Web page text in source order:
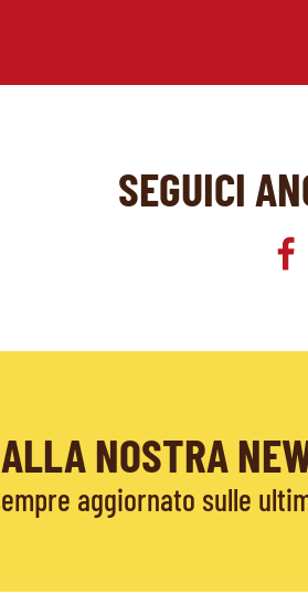
SEGUICI
NOSTRA
aggiornato sulle